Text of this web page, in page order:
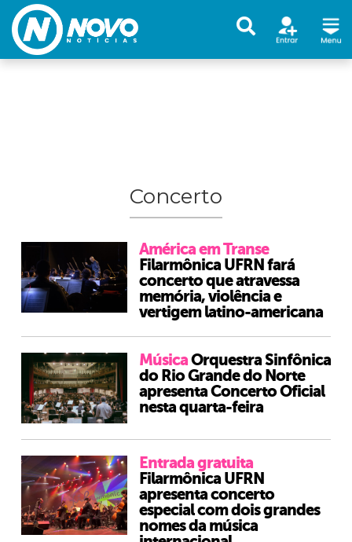
Concerto
América em Transe
Filarmônica UFRN fará
concerto que atravessa
memória, violência e
vertigem latino-americana
MúsicaOrquestra Sinfônica
do Rio Grande do Norte
apresenta Concerto Oficial
nesta quarta-feira
Entrada gratuita
Filarmônica UFRN
apresenta concerto
especial com dois grandes
nomes da música